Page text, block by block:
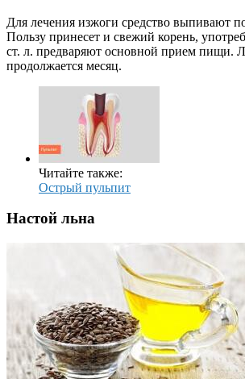
Для лечения изжоги средство выпивают
Пользу принесет и свежий корень,
ст. л. предваряют основной прием пищи.
продолжается месяц.
Читайте также:
Острый пульпит
Настой льна